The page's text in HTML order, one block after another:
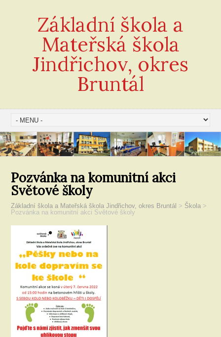
Základní škola a
Mateřská škola
Jindřichov, okres
Bruntál
Pozvánka na komunitní akci
Světové školy
Základní škola a Mateřská škola Jindřichov, okres Bruntál > Škola >
Pozvánka na komunitní akci Světové školy